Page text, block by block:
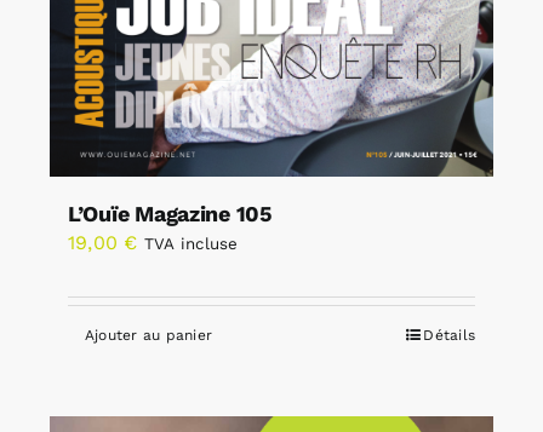
L’Ouïe Magazine 105
19,00 € TVA incluse
Ajouter au panier Détails